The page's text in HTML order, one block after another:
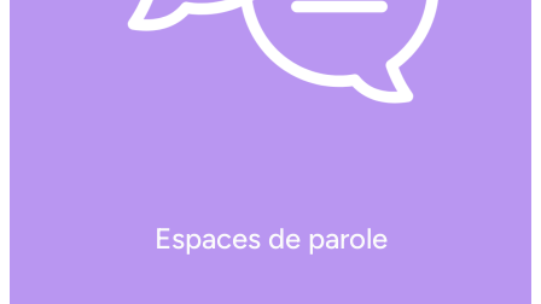
Espaces de parole